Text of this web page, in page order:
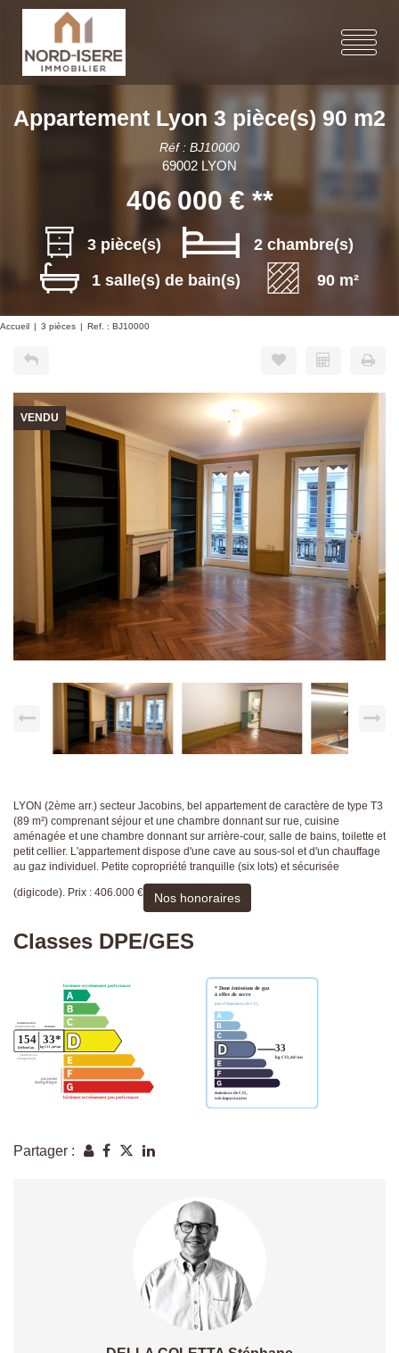
Appartement Lyon 3 pièce(s) 90 m2
Réf : BJ10000
69002 LYON
406 000 € **
3 pièce(s)
2 chambre(s)
1 salle(s) de bain(s)
90 m²
Accueil 3 pièces Ref. : BJ10000
VENDU
LYON (2ème arr.) secteur Jacobins, bel appartement de caractère de type T3
(89 m²) comprenant séjour et une chambre donnant sur rue, cuisine
aménagée et une chambre donnant sur arrière-cour, salle de bains, toilette et
petit cellier. L'appartement dispose d'une cave au sous-sol et d'un chauffage
au gaz individuel. Petite copropriété tranquille (six lots) et sécurisée
(digicode). Prix : 406.000 € Nos honoraires
Classes DPE/GES
Partager :